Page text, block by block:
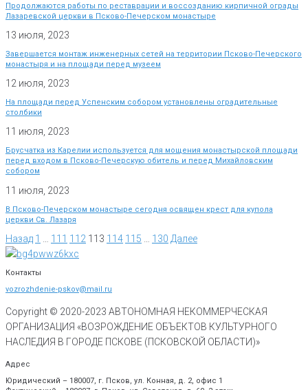
Продолжаются работы по реставрации и воссозданию кирпичной ограды
Лазаревской церкви в Псково-Печерском монастыре
13 июля, 2023
Завершается монтаж инженерных сетей на территории Псково-Печерского
монастыря и на площади перед музеем
12 июля, 2023
На площади перед Успенским собором установлены оградительные
столбики
11 июля, 2023
Брусчатка из Карелии используется для мощения монастырской площади
перед входом в Псково-Печерскую обитель и перед Михайловским
собором
11 июля, 2023
В Псково-Печерском монастыре сегодня освящен крест для купола
церкви Св. Лазаря
Назад 1 111 112 113 114 115 130 Далее
Контакты
vozrozhdenie-pskov@mail.ru
Copyright © 2020-2023 АВТОНОМНАЯ НЕКОММЕРЧЕСКАЯ
ОРГАНИЗАЦИЯ «ВОЗРОЖДЕНИЕ ОБЪЕКТОВ КУЛЬТУРНОГО
НАСЛЕДИЯ В ГОРОДЕ ПСКОВЕ (ПСКОВСКОЙ ОБЛАСТИ)»
Адрес
Юридический – 180007, г. Псков, ул. Конная, д. 2, офис 1